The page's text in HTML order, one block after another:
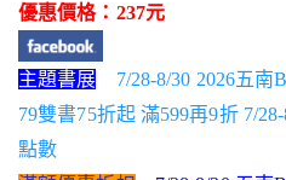
優惠價格：237元
主題書展
7/28-8/30 2026五
79雙書75折起 滿599再9折 7/
點數